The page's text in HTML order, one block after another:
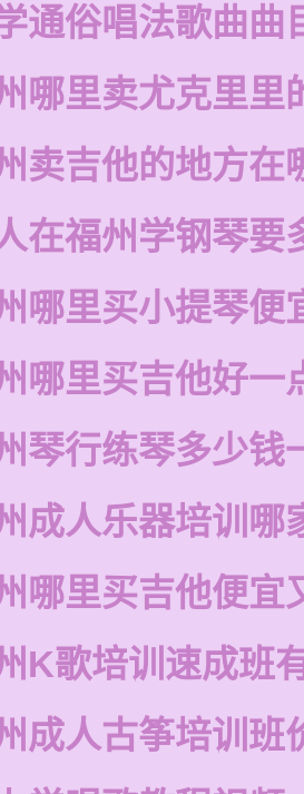
通俗唱法歌曲曲
哪里卖尤克里里
卖吉他的地方在
在福州学钢琴要
哪里买小提琴便
哪里买吉他好一
琴行练琴多少钱
成人乐器培训哪
哪里买吉他便宜
K歌培训速成班
成人古筝培训班